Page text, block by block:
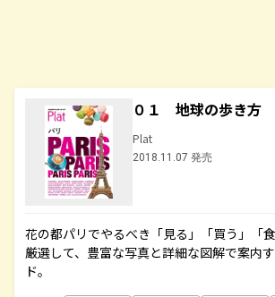
０１ 地球の歩き方
Plat
2018.11.07 発売
花の都パリでやるべき「見る」「買う」「
厳選して、豊富な写真と詳細な図解で案内
ド。